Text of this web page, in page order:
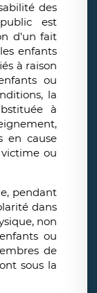
des
est
d'un fait
enfants
à raison
ou
la
à
en cause
ou
pendant
dans
non
ou
de
sous la